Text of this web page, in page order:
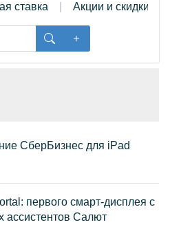
ставка Акции и скидки
СберБизнес для iPad
первого смарт-дисплея с
ассистентов Салют